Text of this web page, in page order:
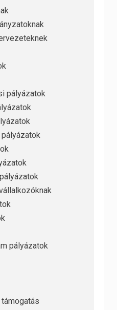
pályázatok
pályázatok